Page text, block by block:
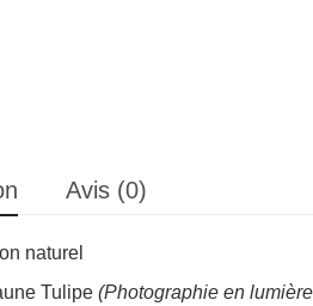
Avis (0)
naturel
Tulipe (Photographie en